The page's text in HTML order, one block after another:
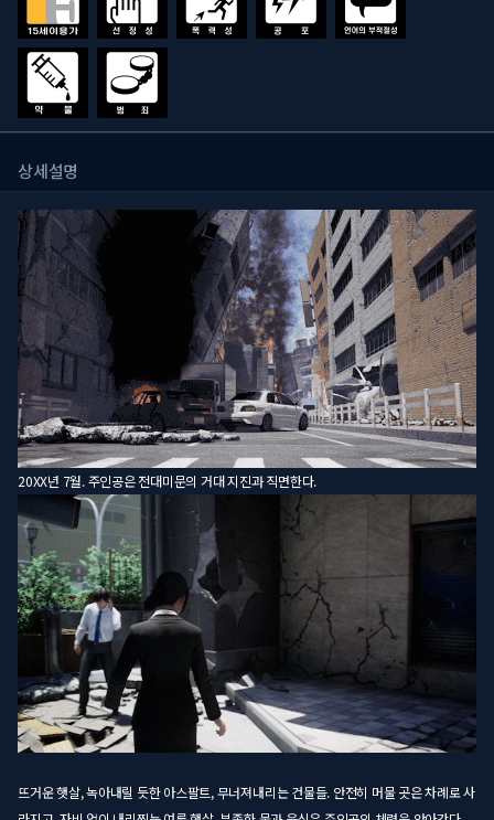
상세설명
20XX년 7월. 주인공은 전대미문의 거대 지진과 직면한다.
뜨거운 햇살, 녹아내릴 듯한 아스팔트, 무너져내리는 건물들. 안전히 머물 곳은 차례로 사